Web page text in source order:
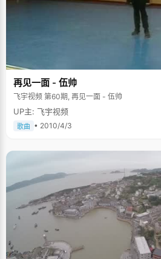
再见一面 - 伍帅
飞宇视频 第60期, 再见一面 - 伍帅
UP主: 飞宇视频
歌曲 • 2010/4/3